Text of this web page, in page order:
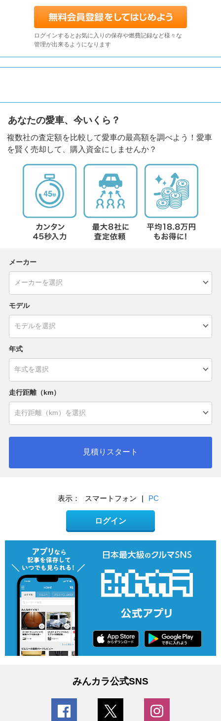
ログインするとお気に入りの保存や燃費記録など様々な
管理が出来るようになります
あなたの愛車、今いくら？
複数社の査定額を比較して愛車の最高額を調べよう！愛車
を賢く売却して、購入資金にしませんか？
メーカー
モデル
年式
走行距離（km）
見積りスタート
表示： スマートフォン | PC
ログイン
みんカラ公式SNS